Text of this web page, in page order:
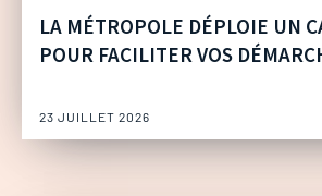
LA MÉTROPOLE DÉPLOIE UN
POUR FACILITER VOS
23 JUILLET 2026